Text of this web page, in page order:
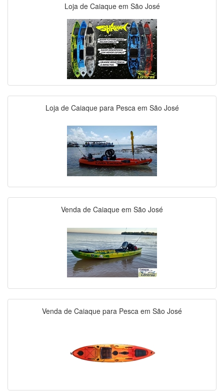
Loja de Caiaque em São José
Loja de Caiaque para Pesca em São José
Venda de Caiaque em São José
Venda de Caiaque para Pesca em São José